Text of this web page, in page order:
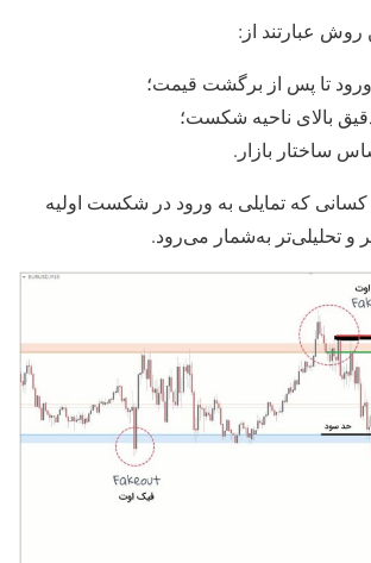
عبارتند از:
ورود تا پس از برگشت قیمت؛
بالای ناحیه شکست؛
ساختار بازار.
کسانی که تمایلی به ورود در شکست اولیه
و تحلیلی‌تر به‌شمار می‌رود.